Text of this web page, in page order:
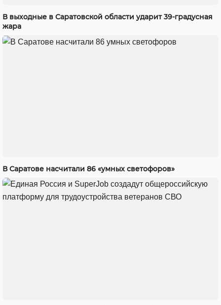
В выходные в Саратовской области ударит 39-градусная
жара
В Саратове насчитали 86 «умных светофоров»